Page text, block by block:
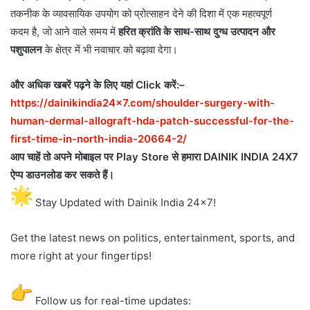
तकनीक के व्यावसायिक उपयोग को प्रोत्साहन देने की दिशा में एक महत्वपूर्ण
कदम है, जो आने वाले समय मेंहरित क्रांति के साथ-साथ दुग्ध उत्पादन और
पशुपालनके क्षेत्र में भी नवाचार को बढ़ावा देगा।
और अधिक खबरें पढ़ने के लिए यहां Click करें:–
https://dainikindia24x7.com/shoulder-surgery-with-
human-dermal-allograft-hda-patch-successful-for-the-
first-time-in-north-india-20664-2/
आप चाहें तो अपने मोबाइल पर Play Store से हमारा DAINIK INDIA 24X7
ऐप्प डाउनलोड कर सकते हैं।
Stay Updated with Dainik India 24×7!
Get the latest news on politics, entertainment, sports, and
more right at your fingertips!
Follow us for real-time updates: